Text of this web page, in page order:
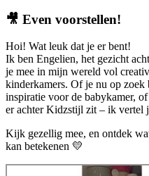
🎥 Even voorstellen!
Hoi! Wat leuk dat je er bent!
Ik ben Engelien, het gezicht
je mee in mijn wereld vol
kinderkamers. Of je nu op zoek
inspiratie voor de babykamer,
er achter Kidzstijl zit – ik vertel
Kijk gezellig mee, en ontdek
kan betekenen 💛